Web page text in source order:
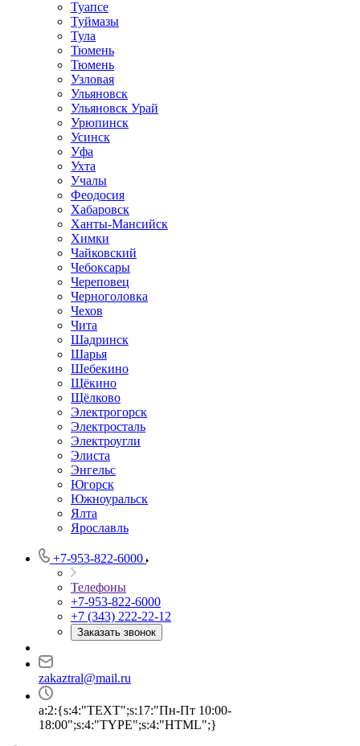
Туапсе
Туймазы
Тула
Тюмень
Тюмень
Узловая
Ульяновск
Ульяновск Урай
Урюпинск
Усинск
Уфа
Ухта
Учалы
Феодосия
Хабаровск
Ханты-Мансийск
Химки
Чайковский
Чебоксары
Череповец
Черноголовка
Чехов
Чита
Шадринск
Шарья
Шебекино
Щёкино
Щёлково
Электрогорск
Электросталь
Электроугли
Элиста
Энгельс
Югорск
Южноуральск
Ялта
Ярославль
+7-953-822-6000
Телефоны
+7-953-822-6000
+7 (343) 222-22-12
Заказать звонок
zakaztral@mail.ru
a:2:{s:4:"TEXT";s:17:"Пн-Пт 10:00-
18:00";s:4:"TYPE";s:4:"HTML";}